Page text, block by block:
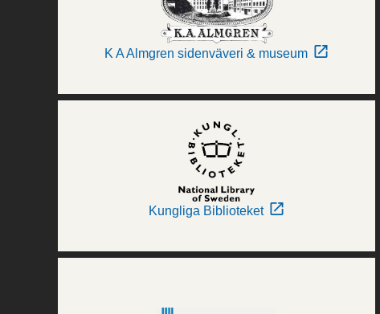
K A Almgren sidenväveri & museum
Kungliga Biblioteket